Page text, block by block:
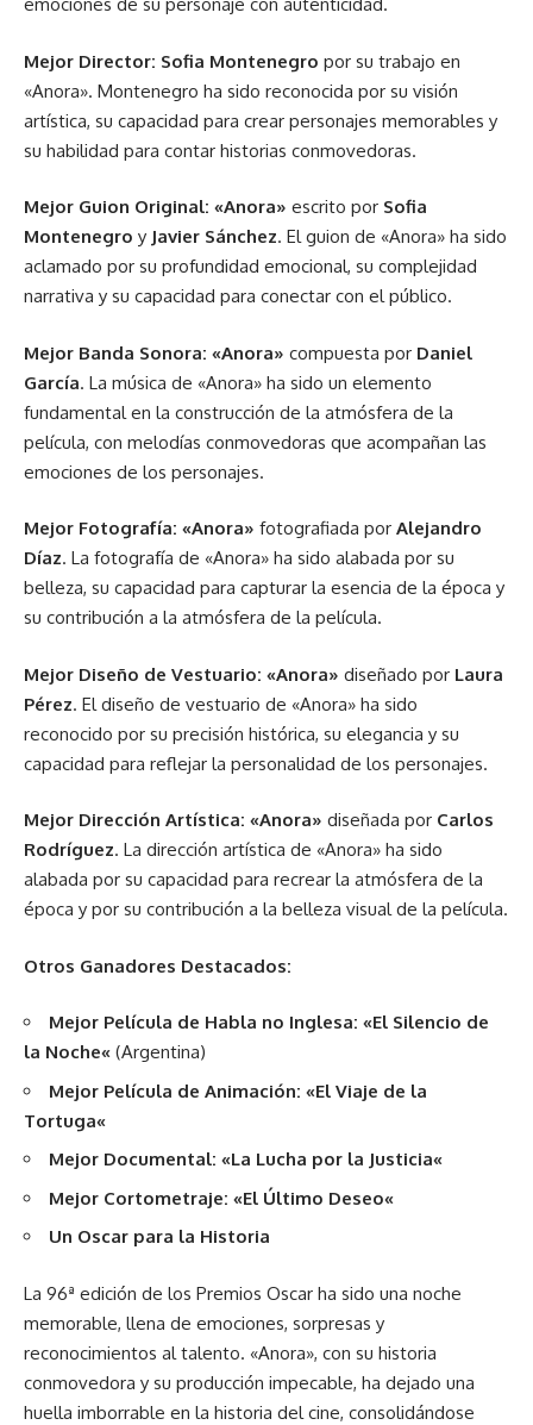
Mejor Director: Sofia Montenegro por su trabajo en
«Anora». Montenegro ha sido reconocida por su visión
artística, su capacidad para crear personajes memorables y
su habilidad para contar historias conmovedoras.
Mejor Guion Original: «Anora» escrito por Sofia
Montenegro y Javier Sánchez. El guion de «Anora» ha sido
aclamado por su profundidad emocional, su complejidad
narrativa y su capacidad para conectar con el público.
Mejor Banda Sonora: «Anora» compuesta por Daniel
García. La música de «Anora» ha sido un elemento
fundamental en la construcción de la atmósfera de la
película, con melodías conmovedoras que acompañan las
emociones de los personajes.
Mejor Fotografía: «Anora» fotografiada por Alejandro
Díaz. La fotografía de «Anora» ha sido alabada por su
belleza, su capacidad para capturar la esencia de la época y
su contribución a la atmósfera de la película.
Mejor Diseño de Vestuario: «Anora» diseñado por Laura
Pérez. El diseño de vestuario de «Anora» ha sido
reconocido por su precisión histórica, su elegancia y su
capacidad para reflejar la personalidad de los personajes.
Mejor Dirección Artística: «Anora» diseñada por Carlos
Rodríguez. La dirección artística de «Anora» ha sido
alabada por su capacidad para recrear la atmósfera de la
época y por su contribución a la belleza visual de la película.
Otros Ganadores Destacados:
Mejor Película de Habla no Inglesa: «El Silencio de
la Noche« (Argentina)
Mejor Película de Animación: «El Viaje de la
Tortuga«
Mejor Documental: «La Lucha por la Justicia«
Mejor Cortometraje: «El Último Deseo«
Un Oscar para la Historia
La 96ª edición de los Premios Oscar ha sido una noche
memorable, llena de emociones, sorpresas y
reconocimientos al talento. «Anora», con su historia
conmovedora y su producción impecable, ha dejado una
huella imborrable en la historia del cine, consolidándose